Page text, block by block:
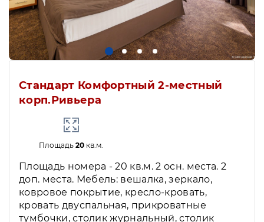
Стандарт Комфортный 2-местный
корп.Ривьера
Площадь20 кв.м.
Площадь номера - 20 кв.м. 2 осн. места. 2
доп. места. Мебель: вешалка, зеркало,
ковровое покрытие, кресло-кровать,
кровать двуспальная, прикроватные
тумбочки, столик журнальный, столик